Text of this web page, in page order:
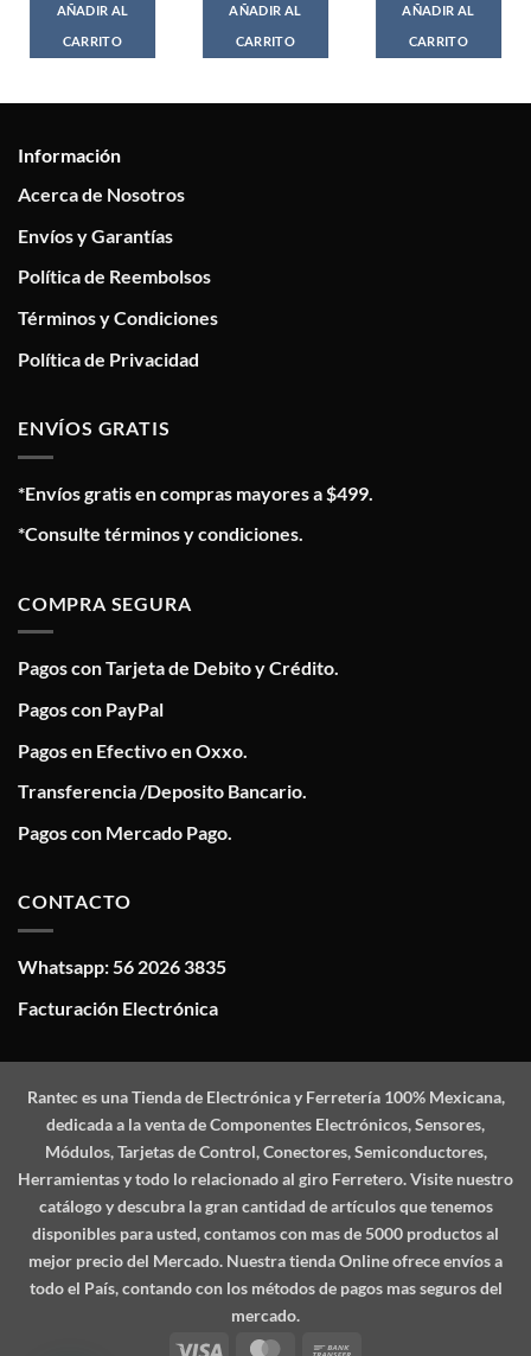
AÑADIR AL
CARRITO
AÑADIR AL
CARRITO
AÑADIR AL
CARRITO
Información
Acerca de Nosotros
Envíos y Garantías
Política de Reembolsos
Términos y Condiciones
Política de Privacidad
ENVÍOS GRATIS
*Envíos gratis en compras mayores a $499.
*Consulte términos y condiciones.
COMPRA SEGURA
Pagos con Tarjeta de Debito y Crédito.
Pagos con PayPal
Pagos en Efectivo en Oxxo.
Transferencia /Deposito Bancario.
Pagos con Mercado Pago.
CONTACTO
Whatsapp: 56 2026 3835
Facturación Electrónica
Ranteces una Tienda de Electrónica y Ferretería 100% Mexicana,
dedicada a la venta de Componentes Electrónicos, Sensores,
Módulos, Tarjetas de Control, Conectores, Semiconductores,
Herramientas y todo lo relacionado al giro Ferretero. Visite nuestro
catálogo y descubra la gran cantidad de artículos que tenemos
disponibles para usted, contamos con mas de 5000 productos al
mejor precio del Mercado. Nuestra tienda Online ofrece envíos a
todo el País, contando con los métodos de pagos mas seguros del
mercado.
Visa
MasterCard